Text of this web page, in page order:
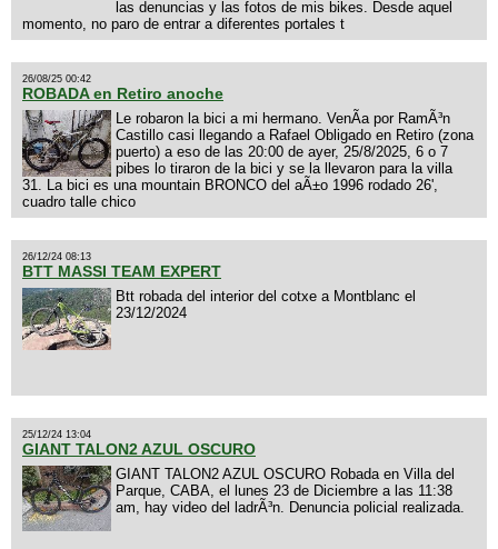
las denuncias y las fotos de mis bikes. Desde aquel
momento, no paro de entrar a diferentes portales t
26/08/25 00:42
ROBADA en Retiro anoche
Le robaron la bici a mi hermano. VenÃ­a por RamÃ³n
Castillo casi llegando a Rafael Obligado en Retiro (zona
puerto) a eso de las 20:00 de ayer, 25/8/2025, 6 o 7
pibes lo tiraron de la bici y se la llevaron para la villa
31. La bici es una mountain BRONCO del aÃ±o 1996 rodado 26',
cuadro talle chico
26/12/24 08:13
BTT MASSI TEAM EXPERT
Btt robada del interior del cotxe a Montblanc el
23/12/2024
25/12/24 13:04
GIANT TALON2 AZUL OSCURO
GIANT TALON2 AZUL OSCURO Robada en Villa del
Parque, CABA, el lunes 23 de Diciembre a las 11:38
am, hay video del ladrÃ³n. Denuncia policial realizada.